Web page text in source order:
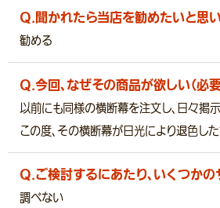
Q.聞かれたら当店を勧めたいと思
勧める
Q.今回、なぜその商品が欲しい（必
以前にも同様の横断幕を注文し、日々掲
この度、その横断幕が日光により退色し
Q.ご検討するにあたり、いくつか
調べない